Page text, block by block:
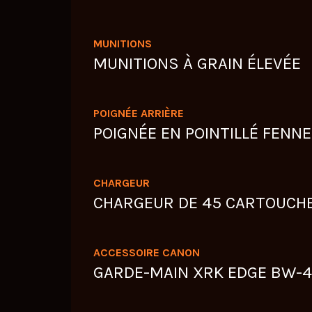
MUNITIONS
MUNITIONS À GRAIN ÉLEVÉE
POIGNÉE ARRIÈRE
POIGNÉE EN POINTILLÉ
CHARGEUR
CHARGEUR DE 45
ACCESSOIRE CANON
GARDE-MAIN XRK EDGE BW-4